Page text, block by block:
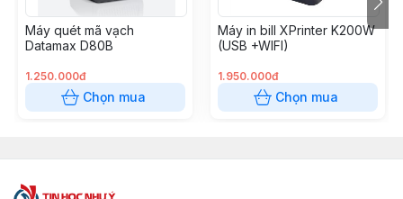
Máy quét mã vạch
Datamax D80B
1.250.000đ
Chọn mua
Máy in bill XPrinter K200W
(USB +WIFI)
1.950.000đ
Chọn mua